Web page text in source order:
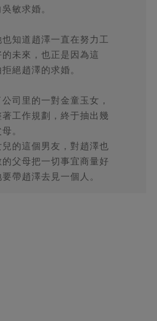
敏求婚。
知道趙澤一直在努力工
未來，也正是因為這
絕趙澤的求婚。
司里的一對金童玉女，
工作規劃，終于抽出幾
。
的這個男友，對趙澤也
父母把一切事宜商量好
帶趙澤去見一個人。